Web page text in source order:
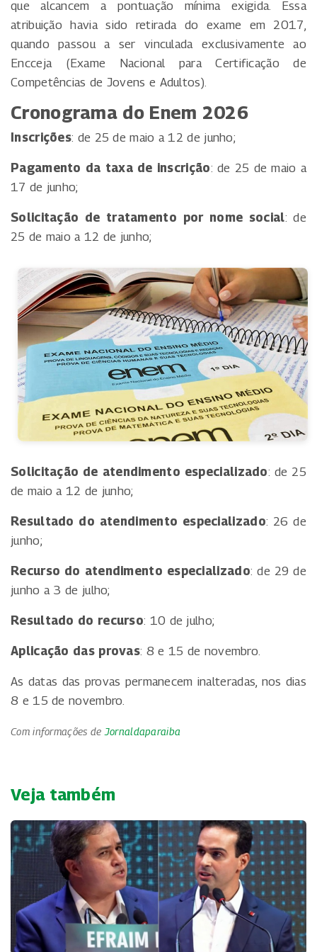
que alcancem a pontuação mínima exigida. Essa
atribuição havia sido retirada do exame em 2017,
quando passou a ser vinculada exclusivamente ao
Encceja (Exame Nacional para Certificação de
Competências de Jovens e Adultos).
Cronograma do Enem 2026
Inscrições: de 25 de maio a 12 de junho;
Pagamento da taxa de inscrição: de 25 de maio a
17 de junho;
Solicitação de tratamento por nome social: de
25 de maio a 12 de junho;
Solicitação de atendimento especializado: de 25
de maio a 12 de junho;
Resultado do atendimento especializado: 26 de
junho;
Recurso do atendimento especializado: de 29 de
junho a 3 de julho;
Resultado do recurso: 10 de julho;
Aplicação das provas: 8 e 15 de novembro.
As datas das provas permanecem inalteradas, nos dias
8 e 15 de novembro.
Com informações de Jornaldaparaiba
Veja também